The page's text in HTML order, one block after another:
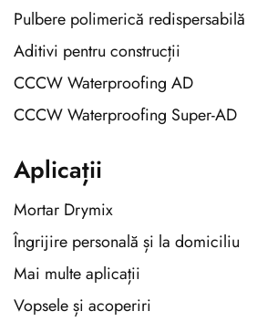
Pulbere polimerică redispersabilă
Aditivi pentru construcții
CCCW Waterproofing AD
CCCW Waterproofing Super-AD
Aplicații
Mortar Drymix
Îngrijire personală și la domiciliu
Mai multe aplicații
Vopsele și acoperiri